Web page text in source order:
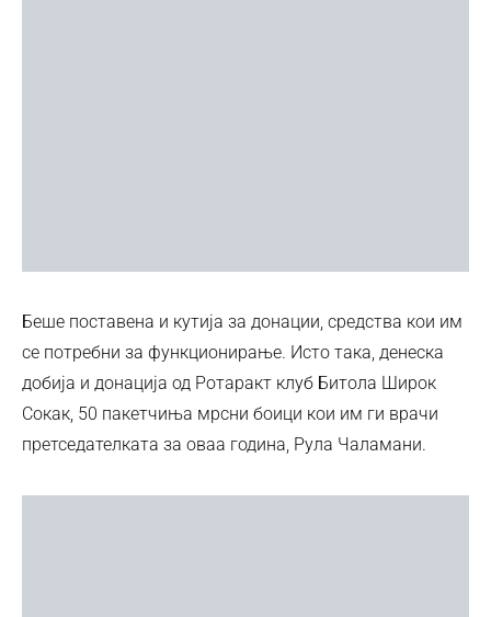
Беше поставена и кутија за донации, средства кои им
се потребни за функционирање. Исто така, денеска
добија и донација од Ротаракт клуб Битола Широк
Сокак, 50 пакетчиња мрсни боици кои им ги врачи
претседателката за оваа година, Рула Чаламани.